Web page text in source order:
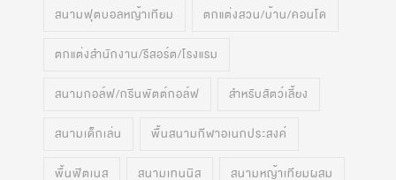
สนามฟุตบอลหญ้าเทียม ตกแต่งสวน/บ้าน/คอนโด
ตกแต่งสำนักงาน/รีสอร์ต/โรงแรม
สนามกอล์ฟ/กรีนพัตต์กอล์ฟ สำหรับสัตว์เลี้ยง
สนามเด็กเล่น พื้นสนามกีฬาอเนกประสงค์
พื้นฟิตเนส สนามเทนนิส สนามหญ้าเทียมผสม